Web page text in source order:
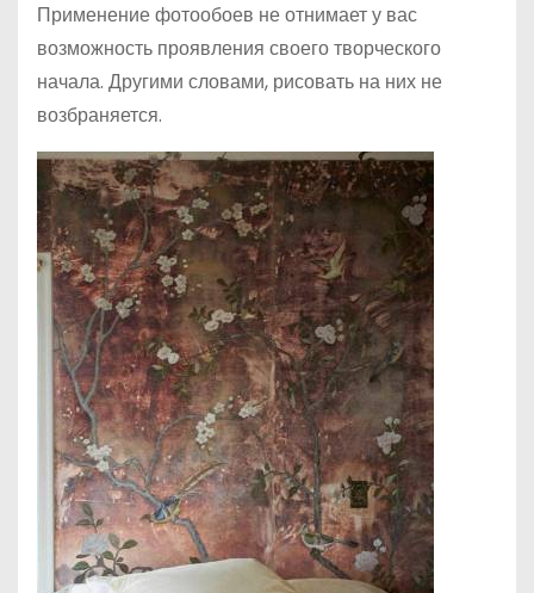
Применение фотообоев не отнимает у вас
возможность проявления своего творческого
начала. Другими словами, рисовать на них не
возбраняется.